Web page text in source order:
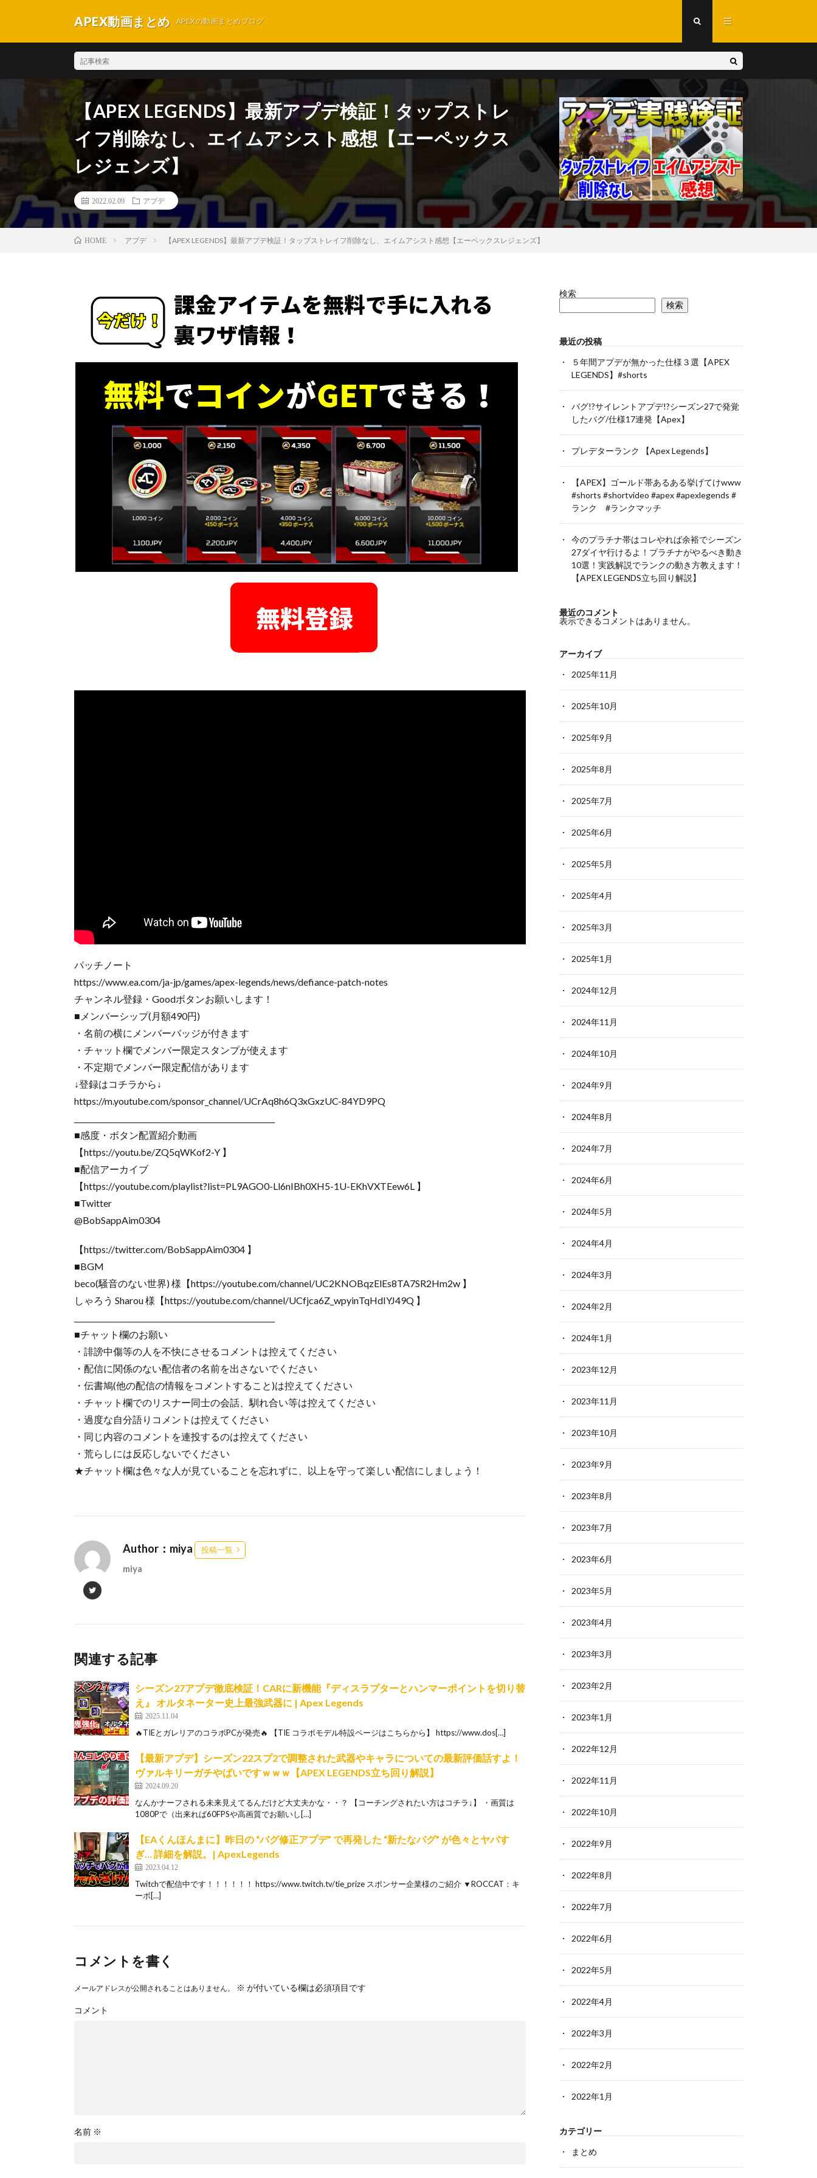
APEX動画まとめ APEXの動画まとめブログ
【APEX LEGENDS】最新アプデ検証！タップストレ
イフ削除なし、エイムアシスト感想【エーペックス
レジェンズ】
2022.02.09 アプデ
HOME アプデ 【APEX LEGENDS】最新アプデ検証！タップストレイフ削除なし、エイムアシスト感想【エーペックスレジェンズ】
パッチノート
https://www.ea.com/ja-jp/games/apex-legends/news/defiance-patch-notes
チャンネル登録・Goodボタンお願いします！
■メンバーシップ(月額490円)
・名前の横にメンバーバッジが付きます
・チャット欄でメンバー限定スタンプが使えます
・不定期でメンバー限定配信があります
↓登録はコチラから↓
https://m.youtube.com/sponsor_channel/UCrAq8h6Q3xGxzUC-84YD9PQ
■感度・ボタン配置紹介動画
【https://youtu.be/ZQ5qWKof2-Y 】
■配信アーカイブ
【https://youtube.com/playlist?list=PL9AGO0-Ll6nIBh0XH5-1U-EKhVXTEew6L 】
■Twitter
@BobSappAim0304
【https://twitter.com/BobSappAim0304 】
■BGM
beco(騒音のない世界) 様【https://youtube.com/channel/UC2KNOBqzElEs8TA7SR2Hm2w 】
しゃろう Sharou 様【https://youtube.com/channel/UCfjca6Z_wpyinTqHdIYJ49Q 】
■チャット欄のお願い
・誹謗中傷等の人を不快にさせるコメントは控えてください
・配信に関係のない配信者の名前を出さないでください
・伝書鳩(他の配信の情報をコメントすること)は控えてください
・チャット欄でのリスナー同士の会話、馴れ合い等は控えてください
・過度な自分語りコメントは控えてください
・同じ内容のコメントを連投するのは控えてください
・荒らしには反応しないでください
★チャット欄は色々な人が見ていることを忘れずに、以上を守って楽しい配信にしましょう！
Author：miya 投稿一覧
miya
関連する記事
シーズン27アプデ徹底検証！CARに新機能『ディスラプターとハンマーポイントを切り替
え』 オルタネーター史上最強武器に | Apex Legends
2025.11.04
🔥TIEとガレリアのコラボPCが発売🔥 【TIE コラボモデル特設ページはこちらから】 https://www.dos[…]
【最新アプデ】シーズン22スプ2で調整された武器やキャラについての最新評価話すよ！
ヴァルキリーガチやばいですｗｗｗ【APEX LEGENDS立ち回り解説】
2024.09.20
なんかナーフされる未来見えてるんだけど大丈夫かな・・？ 【コーチングされたい方はコチラ↓】 ・画質は
1080Pで（出来れば60FPSや高画質でお願いし[…]
【EAくんほんまに】昨日の “バグ修正アプデ” で再発した “新たなバグ” が色々とヤバす
ぎ… 詳細を解説。| ApexLegends
2023.04.12
Twitchで配信中です！！！！！！ https://www.twitch.tv/tie_prize スポンサー企業様のご紹介 ▼ROCCAT：キ
ーボ[…]
コメントを書く
メールアドレスが公開されることはありません。 ※ が付いている欄は必須項目です
コメント
名前 ※
検索
検索
最近の投稿
５年間アプデが無かった仕様３選【APEX
LEGENDS】#shorts
バグ!?サイレントアプデ!?シーズン27で発覚
したバグ/仕様17連発【Apex】
プレデターランク 【Apex Legends】
【APEX】ゴールド帯あるある挙げてけwww
#shorts #shortvideo #apex #apexlegends #
ランク #ランクマッチ
今のプラチナ帯はコレやれば余裕でシーズン
27ダイヤ行けるよ！プラチナがやるべき動き
10選！実践解説でランクの動き方教えます！
【APEX LEGENDS立ち回り解説】
最近のコメント
表示できるコメントはありません。
アーカイブ
2025年11月
2025年10月
2025年9月
2025年8月
2025年7月
2025年6月
2025年5月
2025年4月
2025年3月
2025年1月
2024年12月
2024年11月
2024年10月
2024年9月
2024年8月
2024年7月
2024年6月
2024年5月
2024年4月
2024年3月
2024年2月
2024年1月
2023年12月
2023年11月
2023年10月
2023年9月
2023年8月
2023年7月
2023年6月
2023年5月
2023年4月
2023年3月
2023年2月
2023年1月
2022年12月
2022年11月
2022年10月
2022年9月
2022年8月
2022年7月
2022年6月
2022年5月
2022年4月
2022年3月
2022年2月
2022年1月
カテゴリー
まとめ